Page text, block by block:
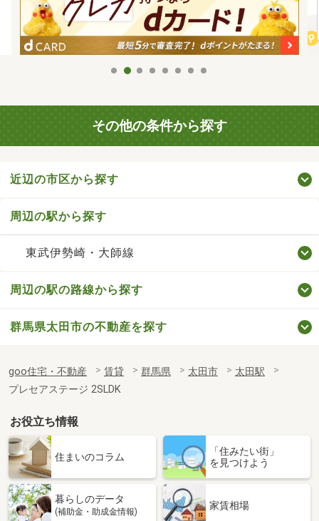
その他の条件から探す
近辺の市区から探す
周辺の駅から探す
東武伊勢崎・大師線
周辺の駅の路線から探す
群馬県太田市の不動産を探す
goo住宅・不動産 賃貸 群馬県 太田市
太田駅
プレセアステージ 2SLDK
お役立ち情報
住まいのコラム
「住みたい街」
を見つけよう
暮らしのデータ
(補助金・助成金情報)
家賃相場